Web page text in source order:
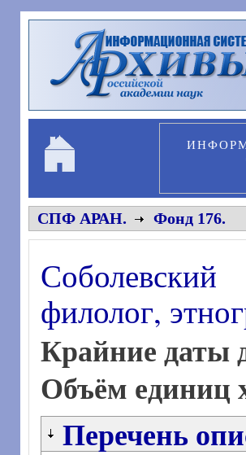
Перейти к основному содержанию
СПФ АРАН. Фонд 176.
филолог,
Крайние даты
Объём единиц
Перечень